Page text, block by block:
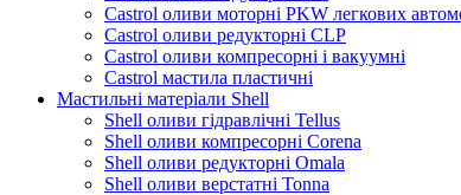
Castrol оливи моторні PKW легкових
Castrol оливи редукторні CLP
Castrol оливи компресорні і вакуумні
Castrol мастила пластичні
Мастильні матеріали Shell
Shell оливи гідравлічні Tellus
Shell оливи компресорні Corena
Shell оливи редукторні Omala
Shell оливи верстатні Tonna